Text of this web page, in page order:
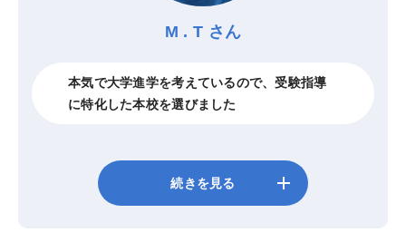
M . T さん
本気で大学進学を考えているので、受験指導
に特化した本校を選びました
続きを見る add